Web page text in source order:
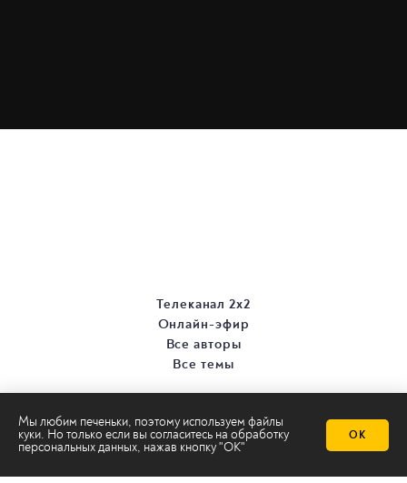
Мы любим печеньки, поэтому используем файлы
куки. Но только если вы согласитесь на обработку
персональных данных, нажав кнопку "ОК"
ОК
Телеканал 2х2
Онлайн-эфир
Все авторы
Все темы